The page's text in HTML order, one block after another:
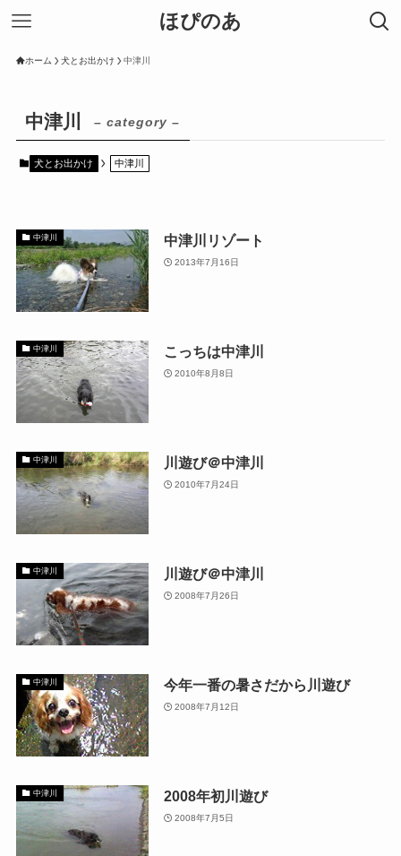
ほぴのあ
ホーム 犬とお出かけ 中津川
中津川 – category –
犬とお出かけ 中津川
中津川 中津川リゾート
2013年7月16日
中津川 こっちは中津川
2010年8月8日
中津川 川遊び＠中津川
2010年7月24日
中津川 川遊び＠中津川
2008年7月26日
中津川 今年一番の暑さだから川遊び
2008年7月12日
中津川 2008年初川遊び
2008年7月5日